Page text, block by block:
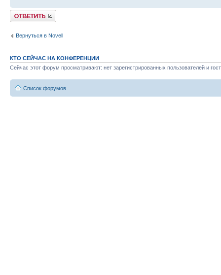
Ответить
Вернуться в Novell
КТО СЕЙЧАС НА КОНФЕРЕНЦИИ
Сейчас этот форум просматривают: нет зарегистрированных пользователей и
Список форумов